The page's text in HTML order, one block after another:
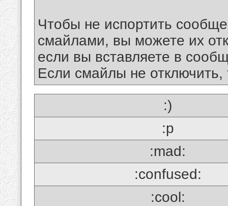
Чтобы не испортить
смайлами, вы можете их
если вы вставляете в
Если смайлы не отключить,
:)
:p
:mad:
:confused:
:cool: